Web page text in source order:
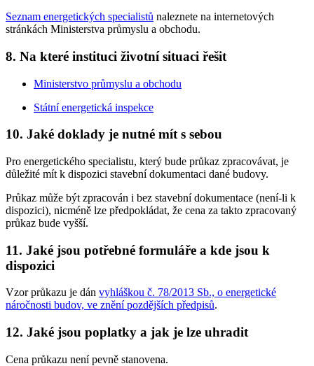
Seznam energetických specialistů naleznete na internetových
stránkách Ministerstva průmyslu a obchodu.
8. Na které instituci životní situaci řešit
Ministerstvo průmyslu a obchodu
Státní energetická inspekce
10. Jaké doklady je nutné mít s sebou
Pro energetického specialistu, který bude průkaz zpracovávat, je
důležité mít k dispozici stavební dokumentaci dané budovy.
Průkaz může být zpracován i bez stavební dokumentace (není-li k
dispozici), nicméně lze předpokládat, že cena za takto zpracovaný
průkaz bude vyšší.
11. Jaké jsou potřebné formuláře a kde jsou k
dispozici
Vzor průkazu je dán vyhláškou č. 78/2013 Sb., o energetické
náročnosti budov, ve znění pozdějších předpisů.
12. Jaké jsou poplatky a jak je lze uhradit
Cena průkazu není pevně stanovena.